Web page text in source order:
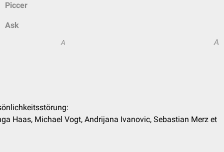
Piccer
Ask
A A
Haas, Michael Vogt, Andrijana Ivanovic, Sebastian Merz et